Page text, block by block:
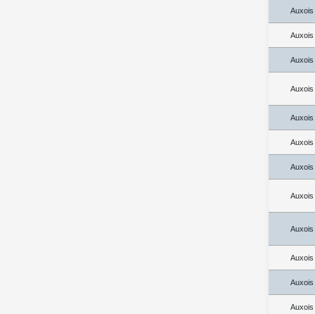
Auxois
Auxois
Auxois
Auxois
Auxois
Auxois
Auxois
Auxois
Auxois
Auxois
Auxois
Auxois